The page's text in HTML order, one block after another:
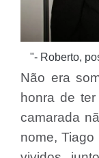
"- Roberto,
Não era
honra de
camarada
nome,